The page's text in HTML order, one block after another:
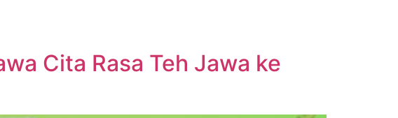
Cita Rasa Teh Jawa ke